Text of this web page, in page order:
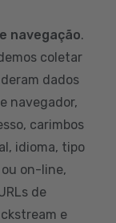
navegação.
coletar
dados
navegador,
carimbos
idioma, tipo
on-line,
de
e